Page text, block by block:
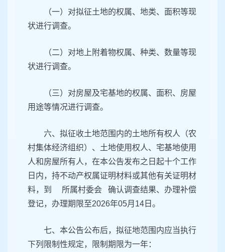
（一）对拟征土地的权属、地类、面积等现
状进行调查。
（二）对地上附着物权属、种类、数量等现
状进行调查。
（三）对房屋及宅基地的权属、面积、房屋
用途等情况进行调查。
六、拟征收土地范围内的土地所有权人（农
村集体经济组织）、土地使用权人、宅基地使用
人和房屋所有人，在本公告发布之日起十个工作
日内，持不动产权属证明材料或其他有关证明材
料，到 所属村委会 确认调查结果、办理补偿
登记，办理期限至2026年05月14日。
七、本公告公布后，拟征地范围内应当执行
下列限制性规定，限制期限为一年：